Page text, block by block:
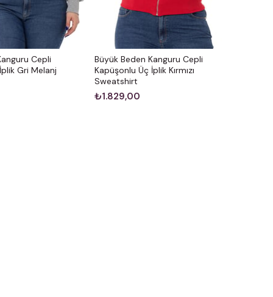
Cepli
Gri Melanj
Büyük Beden Kanguru Cepli
Kapüşonlu Üç İplik Kırmızı
Sweatshirt
₺1.829,00